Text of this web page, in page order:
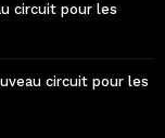
circuit pour les
circuit pour les